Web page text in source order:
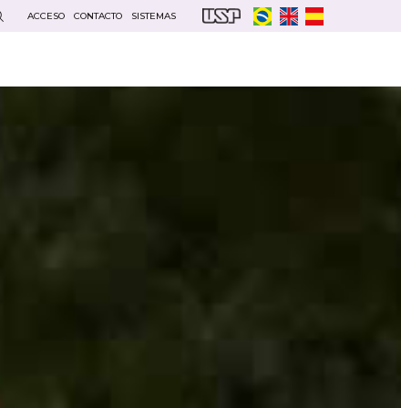
ACCESO CONTACTO SISTEMAS